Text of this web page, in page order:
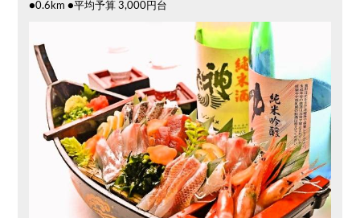
●0.6km ●平均予算 3,000円台